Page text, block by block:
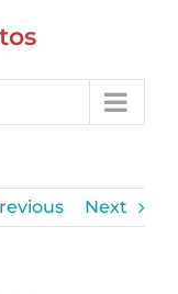
Next